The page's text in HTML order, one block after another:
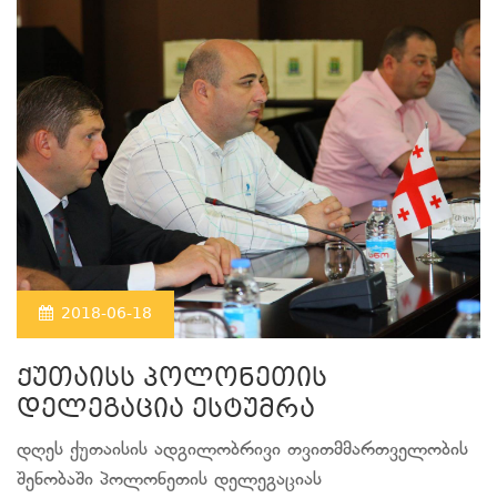
2018-06-18
ქუთაისს პოლონეთის
დელეგაცია ესტუმრა
დღეს ქუთაისის ადგილობრივი თვითმმართველობის
შენობაში პოლონეთის დელეგაციას